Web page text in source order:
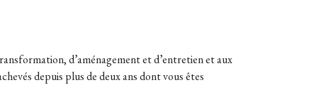
d’aménagement et d’entretien et aux
depuis plus de deux ans dont vous êtes